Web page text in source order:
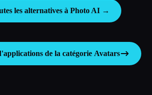
les alternatives à Photo AI →
de la catégorie Avatars